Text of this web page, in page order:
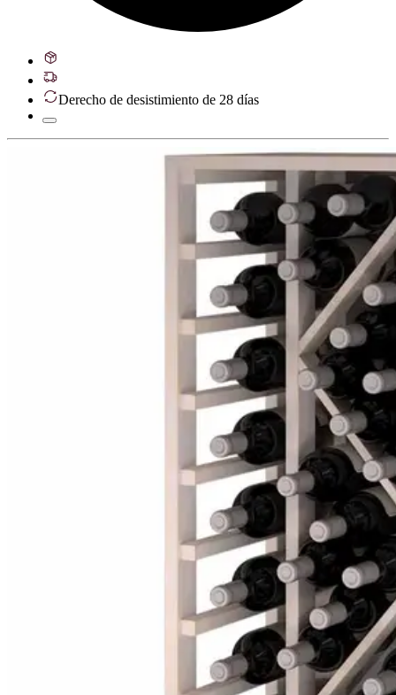
Derecho de desistimiento de 28 días